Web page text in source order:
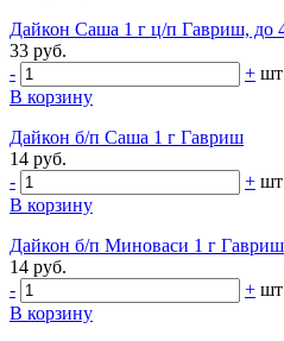
Дайкон Саша 1 г ц/п Гавриш, до
33 руб.
-
+ шт
В корзину
Дайкон б/п Саша 1 г Гавриш
14 руб.
-
+ шт
В корзину
Дайкон б/п Миноваси 1 г Гавриш
14 руб.
-
+ шт
В корзину